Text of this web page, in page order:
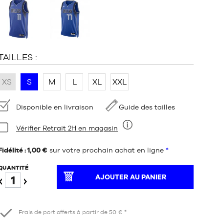
:
XS S M L XL XXL
Disponible en livraison Guide des tailles
Vérifier Retrait 2H en magasin
: 1,00 € sur votre prochain achat en ligne *
AJOUTER AU PANIER
Frais de port offerts à partir de 50 € *